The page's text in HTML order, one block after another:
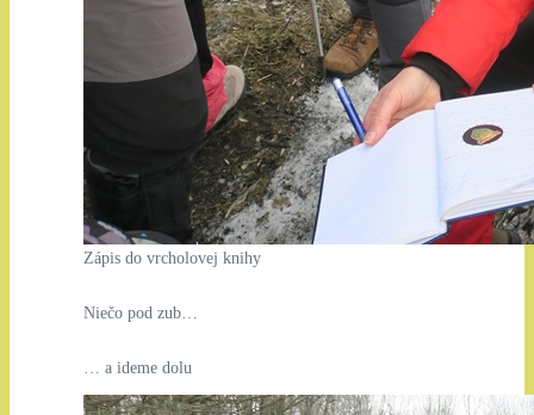
Zápis do vrcholovej knihy
Niečo pod zub…
… a ideme dolu